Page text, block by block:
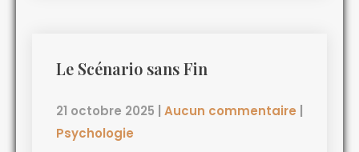
Le Scénario sans Fin
21 octobre 2025 Aucun commentaire
Psychologie